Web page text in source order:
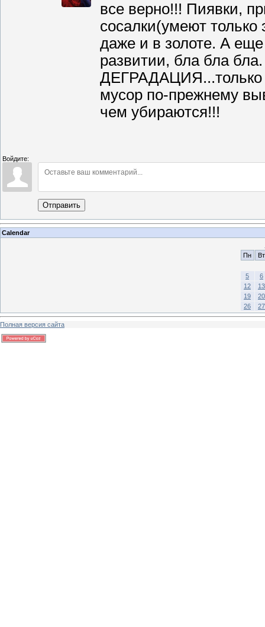
все верно!!! Пиявки,
сосалки(умеют
даже и в золоте. А еще
развитии, бла бла
ДЕГРАДАЦИЯ...только
мусор по-прежнему
чем убираются!!!
Войдите:
Отправить
Calendar
Пн
Вт
5
6
12
13
19
20
26
27
Полная версия сайта